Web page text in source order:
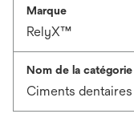
Marque
RelyX™
Nom de la catégorie
Ciments dentaires